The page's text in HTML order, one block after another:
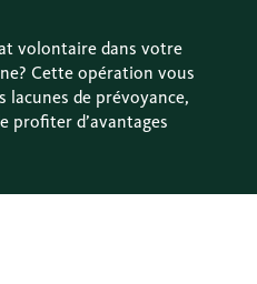
volontaire dans votre
Cette opération vous
lacunes de prévoyance,
profiter d’avantages